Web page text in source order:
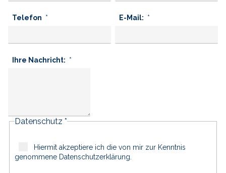
Telefon E-Mail:
Ihre Nachricht:
Datenschutz *
Hiermit akzeptiere ich die von mir zur Kenntnis
genommene Datenschutzerklärung.